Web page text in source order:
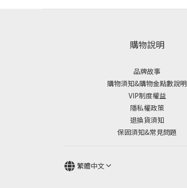
購物說明
品牌故事
購物須知&購物金點數說明
VIP制度權益
隱私權政策
退換貨須知
保固須知&常見問題
繁體中文